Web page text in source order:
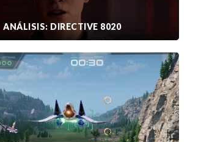
ANÁLISIS: DIRECTIVE 8020